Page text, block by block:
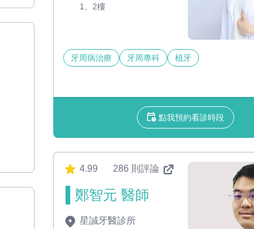
1、2樓
牙周病治療 牙周專科 植牙
點我預約看診時段
4.99 286 則評論
鄭智元 醫師
星誠牙醫診所